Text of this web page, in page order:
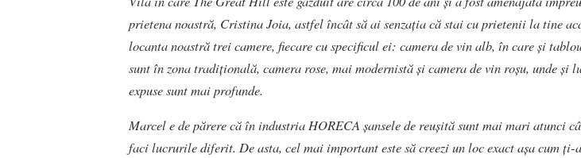
prietena noastră, Cristina Joia, astfel încât să ai senzația că stai cu prietenii la tine
locanta noastră trei camere, fiecare cu specificul ei: camera de vin alb, în care și
sunt în zona tradițională, camera rose, mai modernistă și camera de vin roșu, unde și
expuse sunt mai profunde.
Marcel e de părere că în industria HORECA șansele de reușită sunt mai mari atunci
faci lucrurile diferit. De asta, cel mai important este să creezi un loc exact așa cum ți-